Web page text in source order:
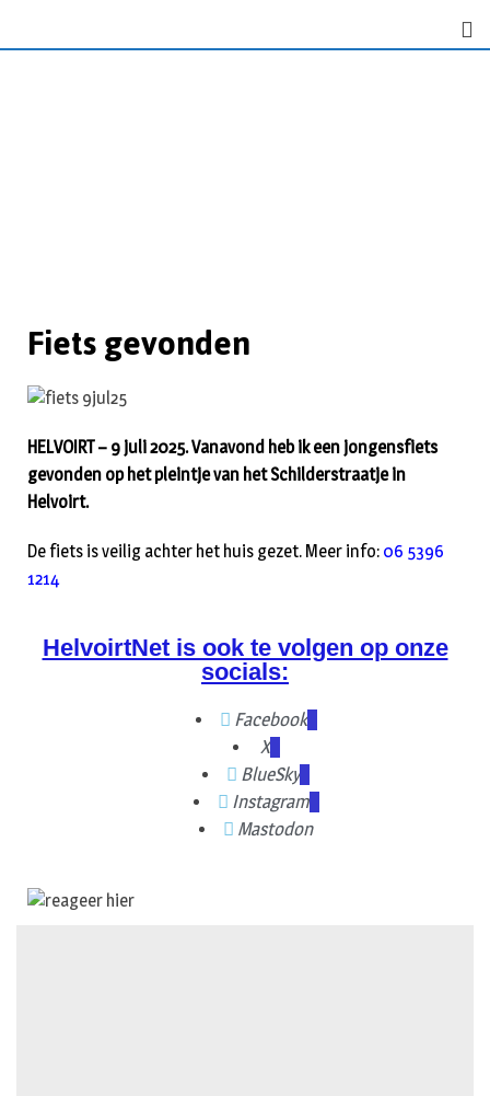
Fiets gevonden
HELVOIRT – 9 juli 2025. Vanavond heb ik een jongensfiets
gevonden op het pleintje van het Schilderstraatje in
Helvoirt.
De fiets is veilig achter het huis gezet. Meer info: 06 5396
1214
HelvoirtNet is ook te volgen op onze
socials:
Facebook
X
BlueSky
Instagram
Mastodon